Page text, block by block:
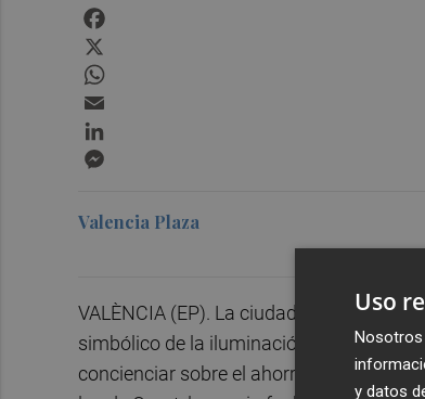
Valencia Plaza
VALÈNCIA (EP). La ciudad de València
simbólico de la iluminación de los
concienciar sobre el ahorro energético.
Uso
Nosotros
y datos